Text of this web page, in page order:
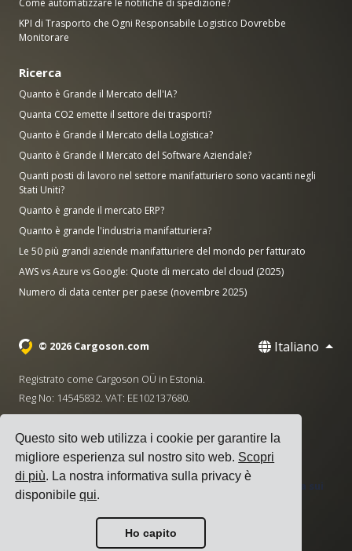
Questo sito web utilizza i cookie per garantire la
migliore esperienza sul nostro sito web. Scopri
di più. La nostra informativa sulla privacy è
disponibilequi.
Ho capito
Come automatizzare le notifiche di spedizione?
KPI di Trasporto che Ogni Responsabile Logistico Dovrebbe
Monitorare
Ricerca
Quanto è Grande il Mercato dell'IA?
Quanta CO2 emette il settore dei trasporti?
Quanto è Grande il Mercato della Logistica?
Quanto è Grande il Mercato del Software Aziendale?
Quanti posti di lavoro nel settore manifatturiero sono vacanti negli
Stati Uniti?
Quanto è grande il mercato ERP?
Quanto è grande l'industria manifatturiera?
Le 50 più grandi aziende manifatturiere del mondo per fatturato
AWS vs Azure vs Google: Quote di mercato del cloud (2025)
Numero di data center per paese (novembre 2025)
© 2026 Cargoson.com Italiano
Registrato come Cargoson OÜ in Estonia.
Reg No: 14545832. VAT: EE102137680.
+372 5555 0028
·
Termini di Servizio Informativa sulla Privacy
Politica sui
Cookie